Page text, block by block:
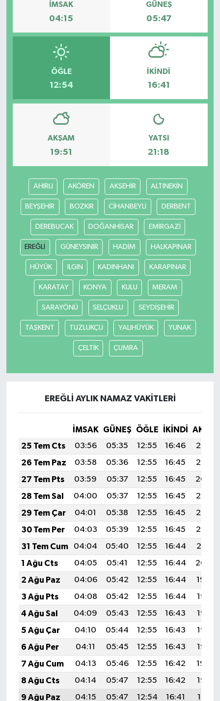
İMSAK
04:15
GÜNEŞ
05:47
ÖĞLE
12:54
İKINDI
16:41
AKŞAM
19:51
YATSI
21:18
AHIRLI AKÖREN AKŞEHİR ALTINEKİN
BEYŞEHİR BOZKIR CİHANBEYLİ DERBENT
DEREBUCAK DOĞANHİSAR EMİRGAZİ
EREĞLİ GÜNEYSINIR HADİM HALKAPINAR
HÜYÜK ILGIN KADINHANI KARAPINAR
KARATAY KONYA KULU MERAM
SARAYÖNÜ SELÇUKLU SEYDİŞEHİR
TAŞKENT TUZLUKÇU YALIHÜYÜK YUNAK
ÇELTİK ÇUMRA
EREĞLİ AYLIK NAMAZ VAKITLERI
İMSAK GÜNEŞ ÖĞLE İKINDI
25 Tem Cts
03:56 05:35 12:55 16:46
20:06
26 Tem Paz
03:58 05:36 12:55 16:45
20:05
27 Tem Pts
03:59 05:37 12:55 16:45
20:04
28 Tem Sal
04:00 05:37 12:55 16:45
20:03
29 Tem Çar
04:01 05:38 12:55 16:45
20:03
30 Tem Per
04:03 05:39 12:55 16:45
20:02
31 Tem Cum
04:04 05:40 12:55 16:44
20:01
1 Ağu Cts
04:05 05:41 12:55 16:44
20:00
2 Ağu Paz
04:06 05:42 12:55 16:44
19:59
3 Ağu Pts
04:08 05:42 12:55 16:44
19:58
4 Ağu Sal
04:09 05:43 12:55 16:43
19:57
5 Ağu Çar
04:10 05:44 12:55 16:43
19:56
6 Ağu Per
04:11 05:45 12:55 16:43
19:55
7 Ağu Cum
04:13 05:46 12:55 16:42
19:54
8 Ağu Cts
04:14 05:47 12:55 16:42
19:53
9 Ağu Paz
04:15 05:47 12:54 16:41
19:51